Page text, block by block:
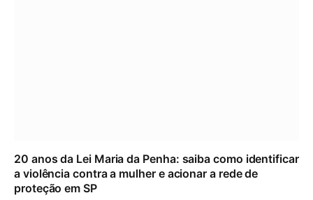
20 anos da Lei Maria da Penha: saiba como identificar
a violência contra a mulher e acionar a rede de
proteção em SP